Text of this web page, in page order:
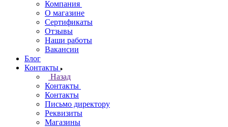
Компания
О магазине
Сертификаты
Отзывы
Наши работы
Вакансии
Блог
Контакты
Назад
Контакты
Контакты
Письмо директору
Реквизиты
Магазины